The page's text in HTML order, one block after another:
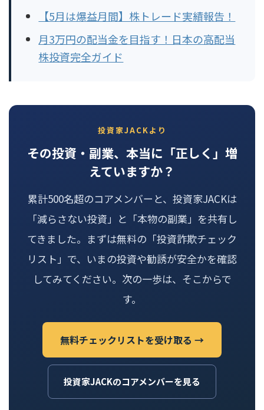
【5月は爆益月間】株トレード実績報告！
月3万円の配当金を目指す！日本の高配当
株投資完全ガイド
投資家JACKより
その投資・副業、本当に「正しく」増
えていますか？
累計500名超のコアメンバーと、投資家JACKは
「減らさない投資」と「本物の副業」を共有し
てきました。まずは無料の「投資詐欺チェック
リスト」で、いまの投資や勧誘が安全かを確認
してみてください。次の一歩は、そこからで
す。
無料チェックリストを受け取る →
投資家JACKのコアメンバーを見る